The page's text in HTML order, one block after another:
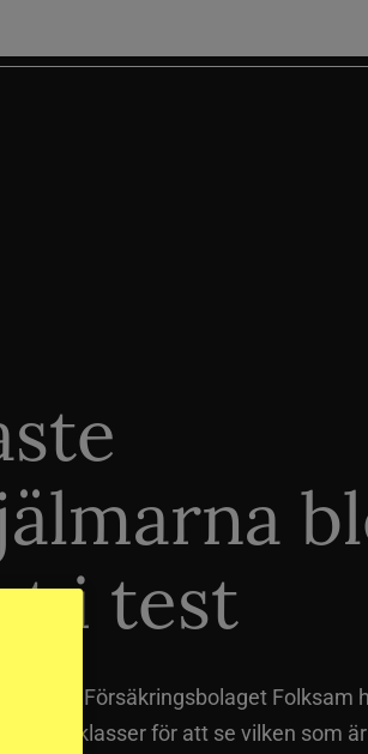
i test
Försäkringsbolaget Folksam
prisklasser för att se vilken som